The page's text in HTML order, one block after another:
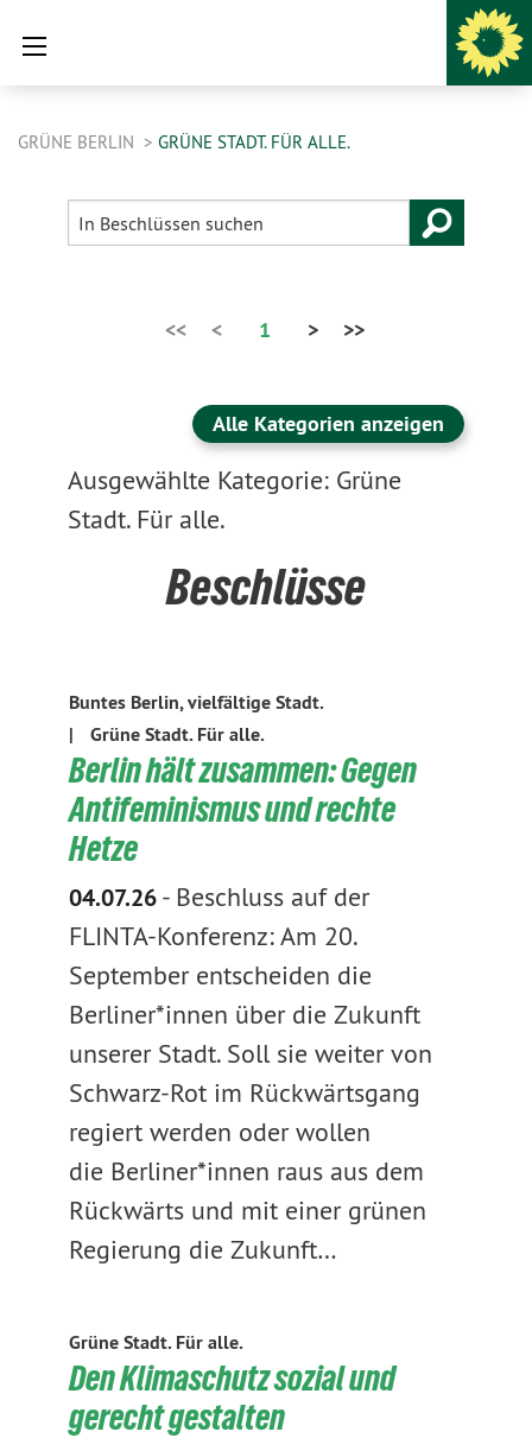
GRÜNE BERLIN GRÜNE STADT. FÜR ALLE.
<< < 1 > >>
Alle Kategorien anzeigen
Ausgewählte Kategorie: Grüne
Stadt. Für alle.
Beschlüsse
Buntes Berlin, vielfältige Stadt.
|
Grüne Stadt. Für alle.
Berlin hält zusammen: Gegen
Antifeminismus und rechte
Hetze
04.07.26- Beschluss auf der
FLINTA-Konferenz: Am 20.
September entscheiden die
Berliner*innen über die Zukunft
unserer Stadt. Soll sie weiter von
Schwarz-Rot im Rückwärtsgang
regiert werden oder wollen
die Berliner*innen raus aus dem
Rückwärts und mit einer grünen
Regierung die Zukunft…
Grüne Stadt. Für alle.
Den Klimaschutz sozial und
gerecht gestalten